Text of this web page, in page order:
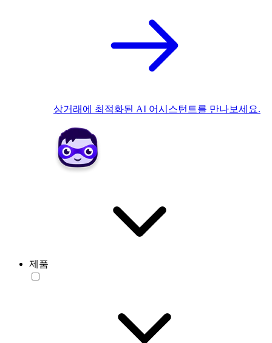
상거래에 최적화된 AI 어시스턴트를 만나보세요.
제품